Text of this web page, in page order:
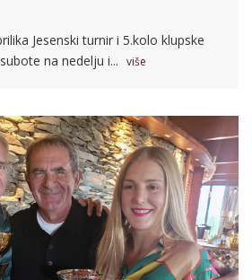
Jesenski turnir i 5.kolo klupske
na nedelju i... više